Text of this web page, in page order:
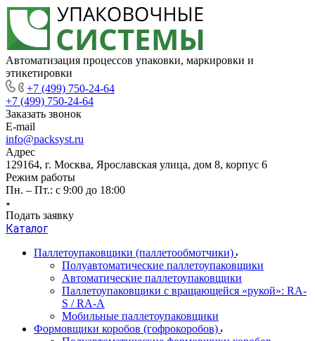
Автоматизация процессов упаковки, маркировки и
этикетировки
+7 (499) 750-24-64
+7 (499) 750-24-64
Заказать звонок
E-mail
info@packsyst.ru
Адрес
129164, г. Москва, Ярославская улица, дом 8, корпус 6
Режим работы
Пн. – Пт.: с 9:00 до 18:00
Подать заявку
Каталог
Паллетоупаковщики (паллетообмотчики)
Полуавтоматические паллетоупаковщики
Автоматические паллетоупаковщики
Паллетоупаковщики с вращающейся «рукой»: RA-
S / RA-A
Мобильные паллетоупаковщики
Формовщики коробов (гофрокоробов)